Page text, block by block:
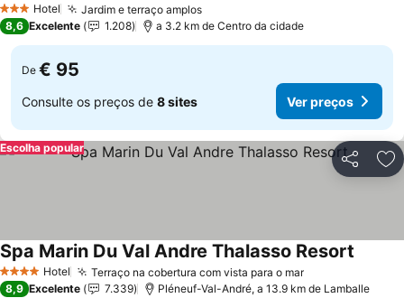
3 EstrelasHotel Jardim e terraço amplos
8,6 Excelente 1.208 a 3.2 km de Centro da cidade
De € 95
Consulte os preços de 8 sites Ver preços
Partilhar
Escolha popular
4 EstrelasHotel Terraço na cobertura com vista para o mar
Spa Marin Du Val Andre Thalasso Resort
8,9 Excelente 7.339 Pléneuf-Val-André, a 13.9 km de Lamballe